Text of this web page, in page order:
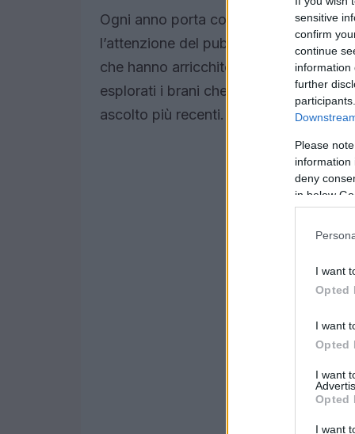
sensitive
confirm
continue
information
further
Please
information
deny
in below
I want
Opted
I want
Opted
I want
Opted
I want
Ogni anno porta con sé una nuova
l’attenzione del pubblico. Il 2025 non
che hanno arricchito il panorama
esplorati i brani che hanno raggiunto
ascolto più recenti.